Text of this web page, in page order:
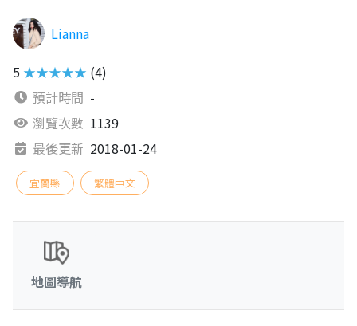
Lianna
5 ★★★★★ (4)
預計時間 -
瀏覽次數 1139
最後更新 2018-01-24
宜蘭縣 繁體中文
地圖導航